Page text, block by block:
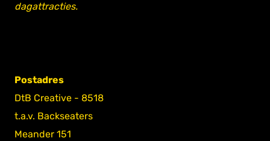
dagattracties.
Postadres
DtB Creative - 8518
t.a.v. Backseaters
Meander 151